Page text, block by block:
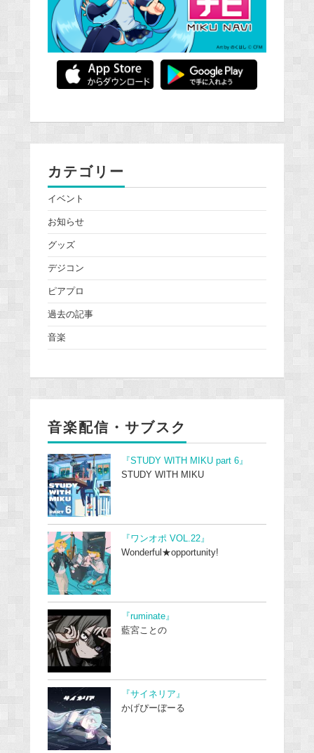
カテゴリー
イベント
お知らせ
グッズ
デジコン
ピアプロ
過去の記事
音楽
音楽配信・サブスク
『STUDY WITH MIKU part 6』
STUDY WITH MIKU
『ワンオポ VOL.22』
Wonderful★opportunity!
『ruminate』
藍宮ことの
『サイネリア』
かげぴーぼーる